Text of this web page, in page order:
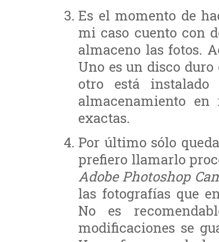
Es el momento de
mi caso cuento con
almaceno las fotos.
Uno es un disco
otro está
almacenamiento
exactas.
Por último sólo
prefiero llamarlo
Adobe Photoshop
las fotografías que
No es
modificaciones se